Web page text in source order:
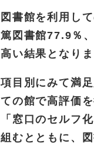
図書館を利用し
篤図書館77.9％
高い結果となりま
項目別にみて満
ての館で高評価
「窓口のセルフ
組むとともに、